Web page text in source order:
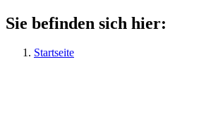
Sie befinden sich hier:
Startseite